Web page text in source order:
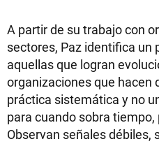
A partir de su trabajo con
sectores, Paz identifica un
aquellas que logran
organizaciones que hacen
práctica sistemática y no
para cuando sobra
Observan señales débiles,